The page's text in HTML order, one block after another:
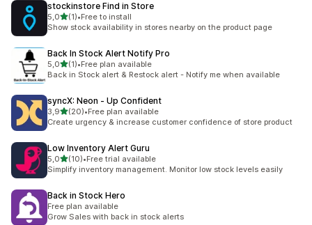
stockinstore Find in Store
5,0de 5 estrelas
(1)
1 total de avaliações
•Free to install
Show stock availability in stores nearby on the product page
Back In Stock Alert Notify Pro
5,0de 5 estrelas
(1)
1 total de avaliações
•Free plan available
Back in Stock alert & Restock alert - Notify me when available
syncX: Neon ‑ Up Confident
3,9de 5 estrelas
(20)
20 total de avaliações
•Free plan available
Create urgency & increase customer confidence of store product
Low Inventory Alert Guru
5,0de 5 estrelas
(10)
10 total de avaliações
•Free trial available
Simplify inventory management. Monitor low stock levels easily
Back in Stock Hero
Free plan available
Grow Sales with back in stock alerts